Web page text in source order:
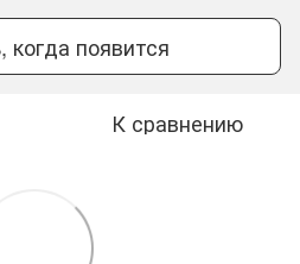
появится
К сравнению